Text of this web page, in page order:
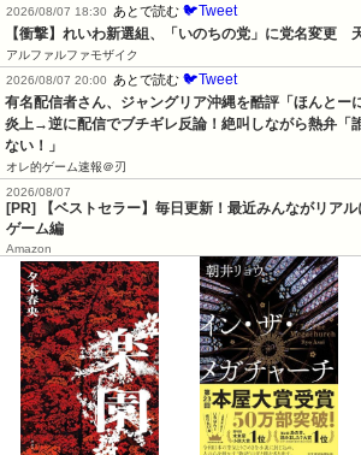
2026/08/07 18:30
あとで読む 🐦Tweet
【衝撃】れいわ新選組、「いのちの党」に党名変更　
アルファルファモザイク
2026/08/07 20:00
あとで読む 🐦Tweet
有名配信者さん、ジャングリア沖縄を酷評「ほんとー
炎上→逆に配信でブチギレ反論！絶叫しながら熱弁「
ない！」
オレ的ゲーム速報＠刃
2026/08/07
[PR] 【ベストセラー】毎日更新！最近みんながリア
ゲーム編
Amazon